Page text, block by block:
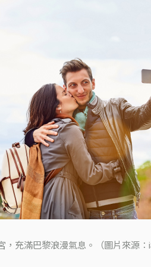
，充滿巴黎浪漫氣息。（圖片來源：